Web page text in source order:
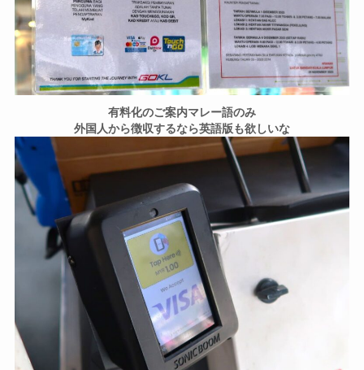
有料化のご案内マレー語のみ
外国人から徴収するなら英語版も欲しいな